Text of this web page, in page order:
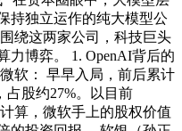
持独立运作的纯大模型公
绕这两家公司，科技巨头
力博弈。 1. OpenAI背后的
软： 早早入局，前后累计
占股约27%。以目前
算，微软手上的股权价值